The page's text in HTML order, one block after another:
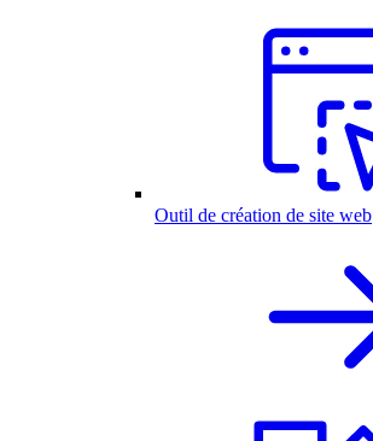
Outil de création de site web